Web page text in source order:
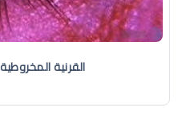
القرنية المخروطية KERATOCONUS